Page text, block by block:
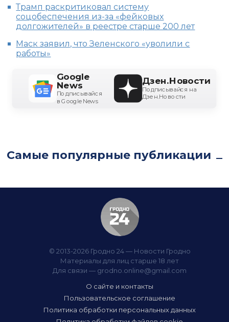
Трамп раскритиковал систему
соцобеспечения из-за «фейковых
долгожителей» в реестре старше 200 лет
Маск заявил, что Зеленского «уволили с
работы»
Google
News
Подписывайся
в Google News
Дзен.Новости
Подписывайся на
Дзен.Новости
Самые популярные публикации
© 2013-2026 Гродно 24 — Новости Гродно
Материалы для лиц старше 18 лет
Для связи — grodno.online@gmail.com
О сайте и контакты
Пользовательское соглашение
Политика обработки персональных данных